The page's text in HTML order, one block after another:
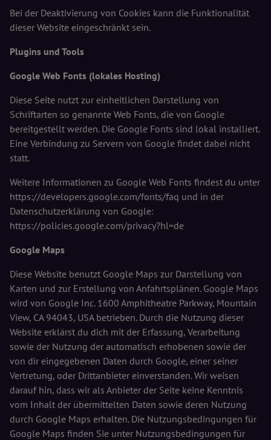
Bei der Deaktivierung von Cookies kann die Funktionalität
dieser Website eingeschränkt sein.
Plugins und Tools
Google Web Fonts (lokales Hosting)
Diese Seite nutzt zur einheitlichen Darstellung von
Schriftarten so genannte Web Fonts, die von Google
bereitgestellt werden. Die Google Fonts sind lokal installiert.
Eine Verbindung zu Servern von Google findet dabei nicht
statt.
Weitere Informationen zu Google Web Fonts findest du unter
https://developers.google.com/fonts/faq und in der
Datenschutzerklärung von Google:
https://policies.google.com/privacy?hl=de
Google Maps
Diese Website benutzt Google Maps zur Darstellung von
Karten und zur Erstellung von Anfahrtsplänen. Google Maps
wird von Google Inc. 1600 Amphitheatre Parkway, Mountain
View, CA 94043, USA betrieben. Durch die Nutzung dieser
Website erklärst du dich mit der Erfassung, Verarbeitung
sowie der Nutzung der automatisch erhobenen sowie der
von dir eingegebenen Daten durch Google, einer seiner
Vertretung, oder Drittanbieter einverstanden. Wir weisen
darauf hin, dass wir als Anbieter der Seite keine Kenntnis
vom Inhalt der übermittelten Daten sowie deren Nutzung
durch Google Maps erhalten. Die Nutzungsbedingungen für
Google Maps finden Sie unter Nutzungsbedingungen für